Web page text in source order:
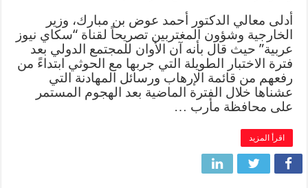
أدلى معالي الدكتور أحمد عوض بن مبارك، وزير
الخارجية وشؤون المغتربين تصريحاً لقناة “سكاي نيوز
عربية” حيث قال بأنه آن الأوان للمجتمع الدولي بعد
فترة الاختبار الطويلة التي جربها مع الحوثي ابتداءً من
رفعهم من قائمة الإرهاب ورسائل المهادنة التي
عشناها خلال الفترة الماضية بعد الهجوم المستمر
على محافظة مأرب …
اقرأ المزيد